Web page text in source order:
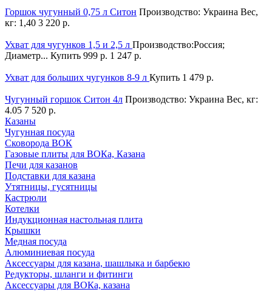
Горшок чугунный 0,75 л Ситон Производство: Украина Вес,
кг: 1,40 3 220 р.
Ухват для чугунков 1,5 и 2,5 л Производство:Россия;
Диаметр... Купить 999 р. 1 247 р.
Ухват для больших чугунков 8-9 л Купить 1 479 р.
Чугунный горшок Ситон 4л Производство: Украина Вес, кг:
4.05 7 520 р.
Казаны
Чугунная посуда
Сковорода ВОК
Газовые плиты для ВОКа, Казана
Печи для казанов
Подставки для казана
Утятницы, гусятницы
Кастрюли
Котелки
Индукционная настольная плита
Крышки
Медная посуда
Алюминиевая посуда
Аксессуары для казана, шашлыка и барбекю
Редукторы, шланги и фитинги
Аксессуары для ВОКа, казана